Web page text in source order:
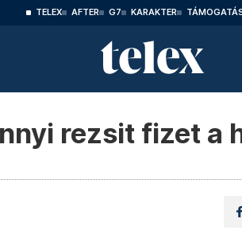
TELEX AFTER G7 KARAKTER
rezsit fizet a